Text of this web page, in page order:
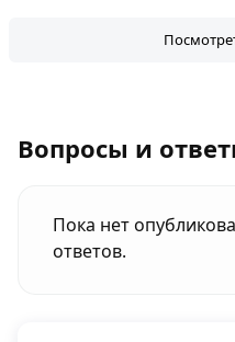
Вопросы и
Пока нет
ответов.